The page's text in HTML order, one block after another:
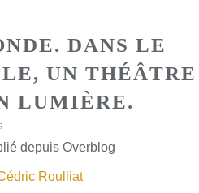
DANS LE
UN THÉÂTRE
LUMIÈRE.
depuis Overblog